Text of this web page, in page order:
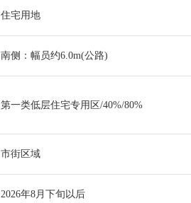
住宅用地
南侧：幅员约6.0m(公路)
第一类低层住宅专用区/40%/80%
市街区域
2026年8月下旬以后